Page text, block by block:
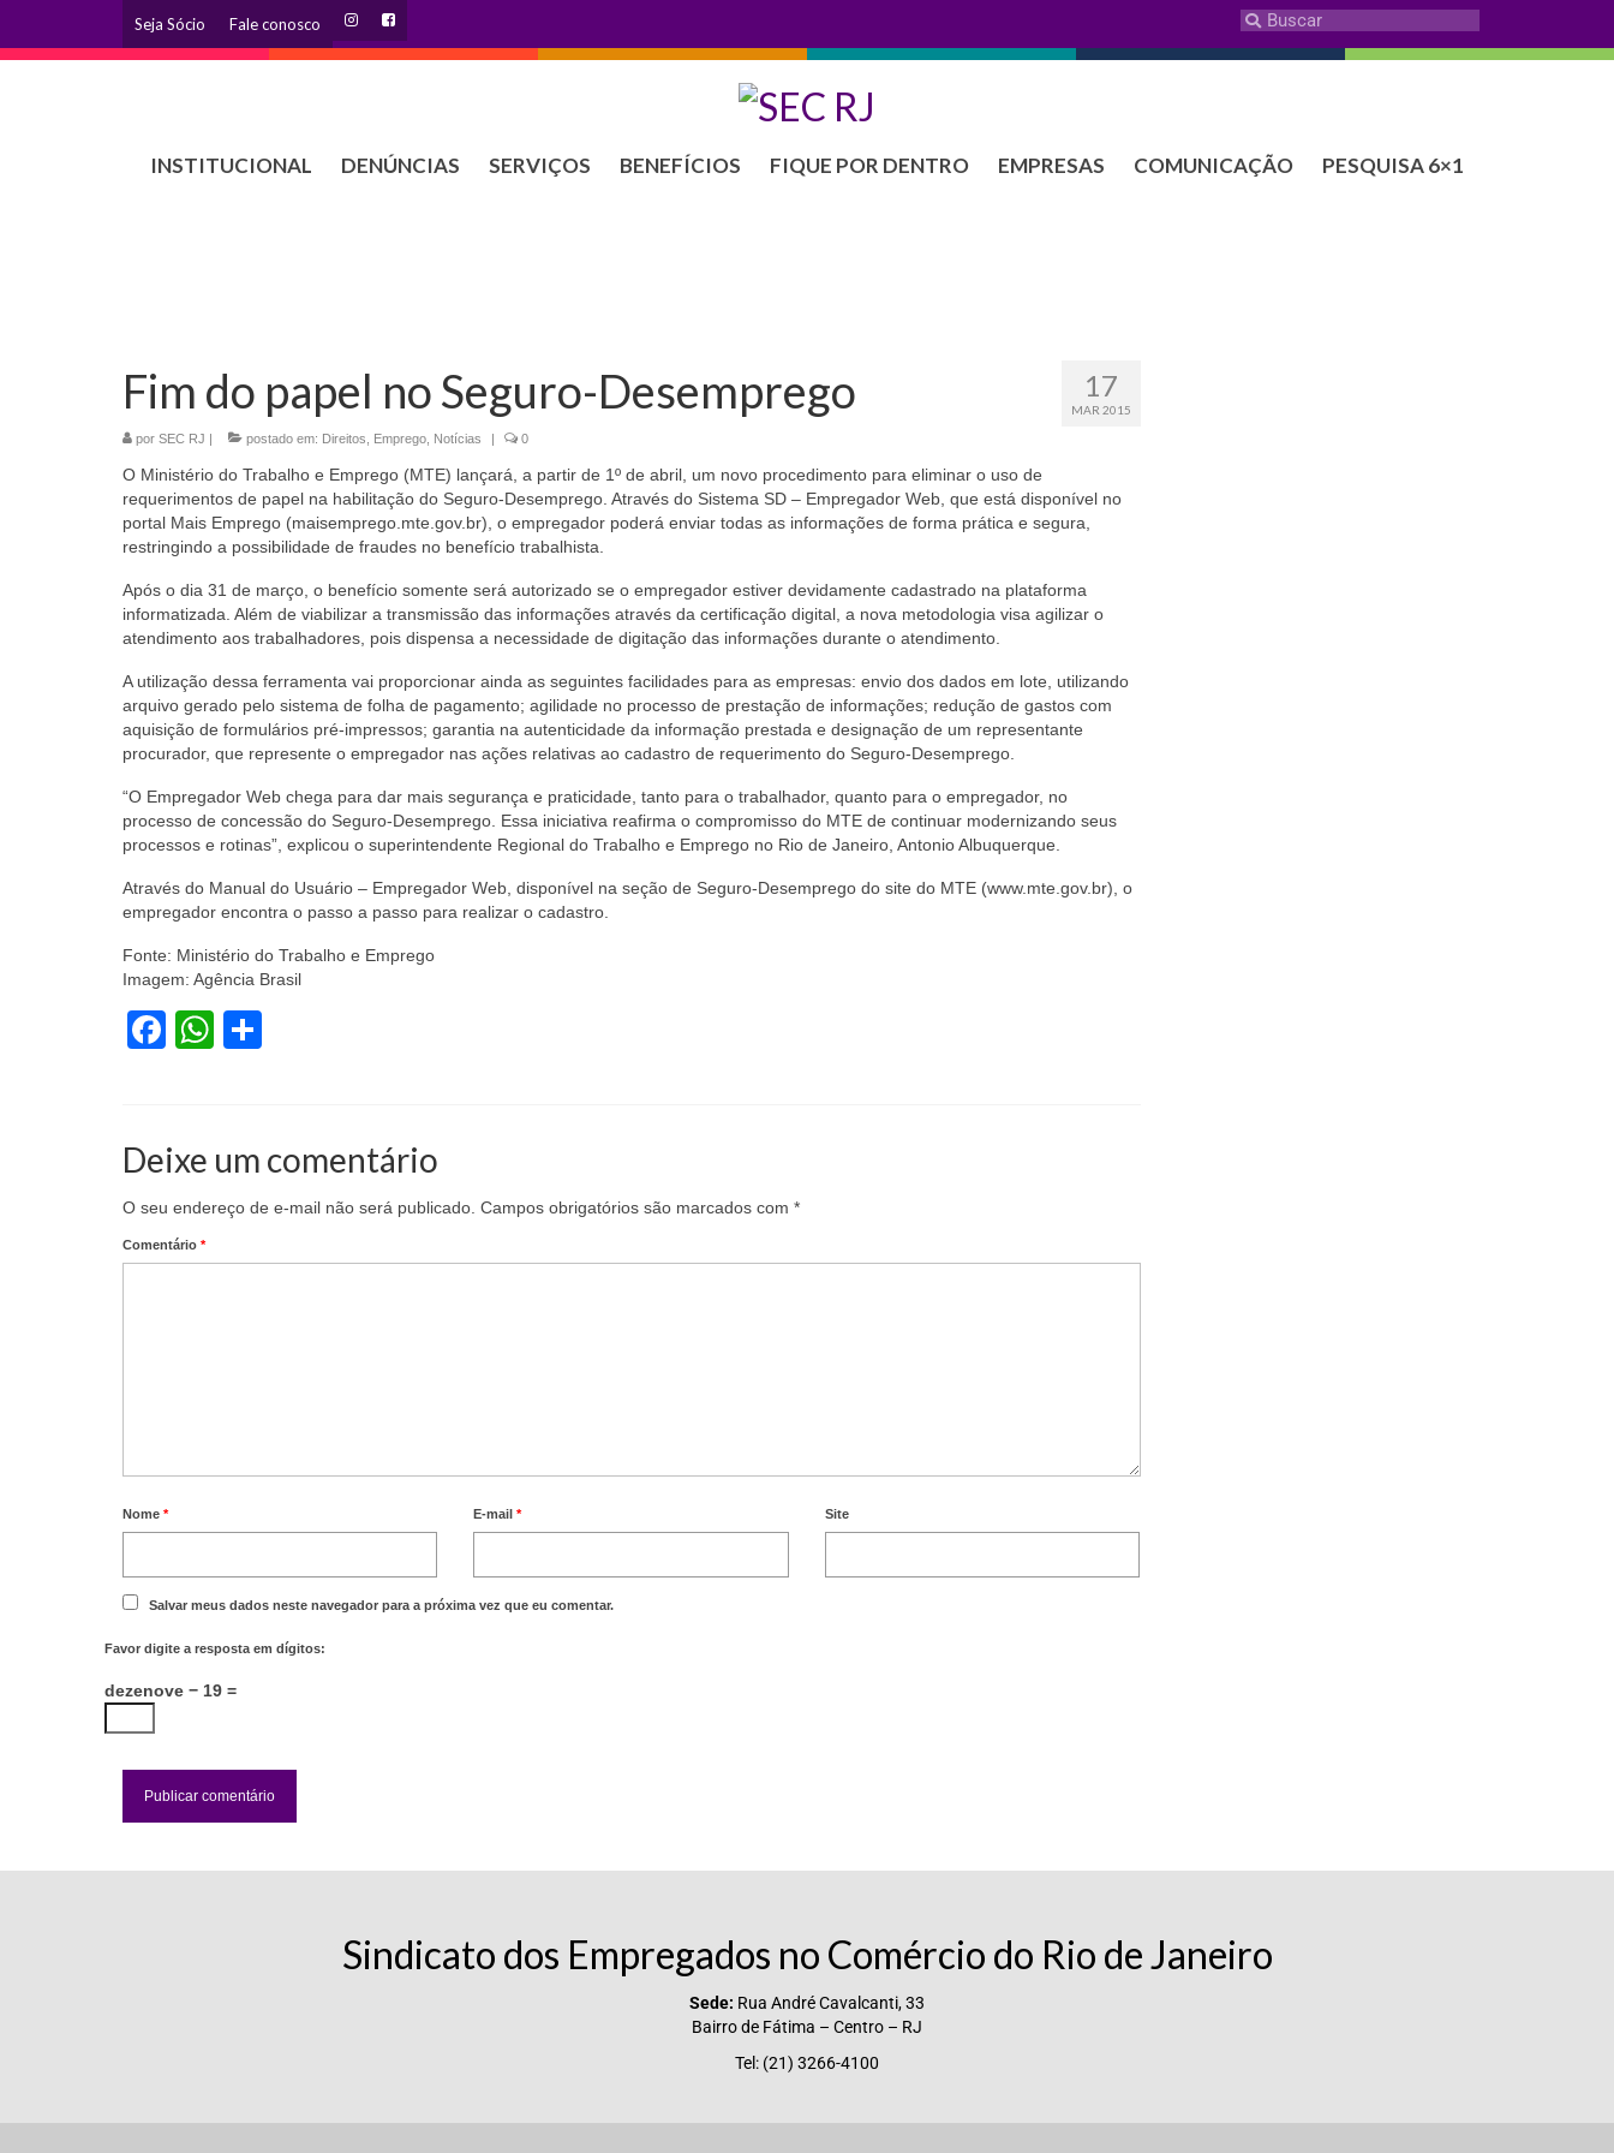
Seja Sócio Fale conosco
INSTITUCIONAL DENÚNCIAS SERVIÇOS BENEFÍCIOS FIQUE POR DENTRO EMPRESAS COMUNICAÇÃO PESQUISA 6×1
17
MAR 2015
Fim do papel no Seguro-Desemprego
por SEC RJ | postado em: Direitos Emprego Notícias | 0
O Ministério do Trabalho e Emprego (MTE) lançará, a partir de 1º de abril, um novo procedimento para eliminar o uso de
requerimentos de papel na habilitação do Seguro-Desemprego. Através do Sistema SD – Empregador Web, que está disponível no
portal Mais Emprego (maisemprego.mte.gov.br), o empregador poderá enviar todas as informações de forma prática e segura,
restringindo a possibilidade de fraudes no benefício trabalhista.
Após o dia 31 de março, o benefício somente será autorizado se o empregador estiver devidamente cadastrado na plataforma
informatizada. Além de viabilizar a transmissão das informações através da certificação digital, a nova metodologia visa agilizar o
atendimento aos trabalhadores, pois dispensa a necessidade de digitação das informações durante o atendimento.
A utilização dessa ferramenta vai proporcionar ainda as seguintes facilidades para as empresas: envio dos dados em lote, utilizando
arquivo gerado pelo sistema de folha de pagamento; agilidade no processo de prestação de informações; redução de gastos com
aquisição de formulários pré-impressos; garantia na autenticidade da informação prestada e designação de um representante
procurador, que represente o empregador nas ações relativas ao cadastro de requerimento do Seguro-Desemprego.
“O Empregador Web chega para dar mais segurança e praticidade, tanto para o trabalhador, quanto para o empregador, no
processo de concessão do Seguro-Desemprego. Essa iniciativa reafirma o compromisso do MTE de continuar modernizando seus
processos e rotinas”, explicou o superintendente Regional do Trabalho e Emprego no Rio de Janeiro, Antonio Albuquerque.
Através do Manual do Usuário – Empregador Web, disponível na seção de Seguro-Desemprego do site do MTE (www.mte.gov.br), o
empregador encontra o passo a passo para realizar o cadastro.
Fonte: Ministério do Trabalho e Emprego
Imagem: Agência Brasil
Facebook
WhatsApp
Deixe um comentário
O seu endereço de e-mail não será publicado. Campos obrigatórios são marcados com *
Comentário *
Nome * E-mail* Site
Salvar meus dados neste navegador para a próxima vez que eu comentar.
Favor digite a resposta em dígitos:
dezenove − 19 =
Sindicato dos Empregados no Comércio do Rio de Janeiro
Sede: Rua André Cavalcanti, 33
Bairro de Fátima – Centro – RJ
Tel: (21) 3266-4100